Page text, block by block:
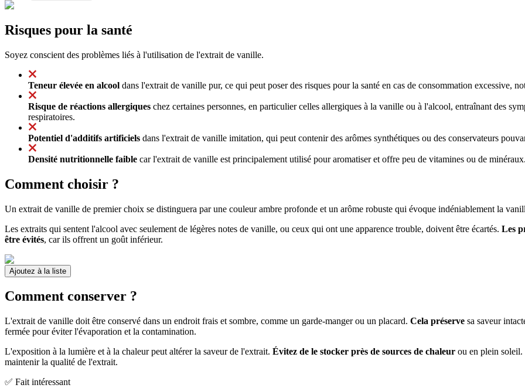
Risques pour la santé
Soyez conscient des problèmes liés à l'utilisation de l'extrait de vanille.
Teneur élevée en alcool dans l'extrait de vanille pur, ce qui peut poser des risques pour la santé en cas de consommation excessive,
Risque de réactions allergiques chez certaines personnes, en particulier celles allergiques à la vanille ou à l'alcool, entraînant des
respiratoires.
Potentiel d'additifs artificiels dans l'extrait de vanille imitation, qui peut contenir des arômes synthétiques ou des conservateurs
Densité nutritionnelle faible car l'extrait de vanille est principalement utilisé pour aromatiser et offre peu de vitamines ou de minéraux.
Comment choisir ?
Un extrait de vanille de premier choix se distinguera par une couleur ambre profonde et un arôme robuste qui évoque indéniablement la
Les extraits qui sentent l'alcool avec seulement de légères notes de vanille, ou ceux qui ont une apparence trouble, doivent être écartés. Les
être évités, car ils offrent un goût inférieur.
Ajoutez à la liste
Comment conserver ?
L'extrait de vanille doit être conservé dans un endroit frais et sombre, comme un garde-manger ou un placard. Cela préserve sa saveur
fermée pour éviter l'évaporation et la contamination.
L'exposition à la lumière et à la chaleur peut altérer la saveur de l'extrait. Évitez de le stocker près de sources de chaleur ou en plein soleil.
maintenir la qualité de l'extrait.
✅ Fait intéressant